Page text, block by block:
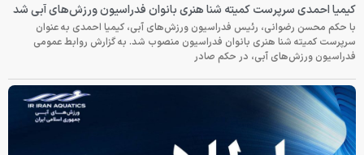
کیمیا احمدی سرپرست کمیته شنا هنری بانوان فدراسیون ورزش‌های آبی شد
با حکم محسن رضوانی، رئیس فدراسیون ورزش‌های آبی، کیمیا احمدی به عنوان
سرپرست کمیته شنا هنری بانوان فدراسیون منصوب شد. به گزارش روابط عمومی
فدراسیون ورزش‌های آبی، در حکم صادر